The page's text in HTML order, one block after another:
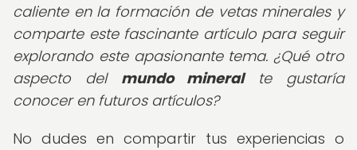
caliente en la formación de vetas minerales y
comparte este fascinante artículo para seguir
explorando este apasionante tema. ¿Qué otro
aspecto del mundo mineralte gustaría
conocer en futuros artículos?
No dudes en compartir tus experiencias o